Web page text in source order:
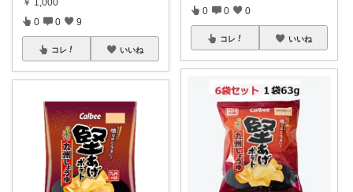
0 0 9
コレ いいね
0 0 0
コレ いいね